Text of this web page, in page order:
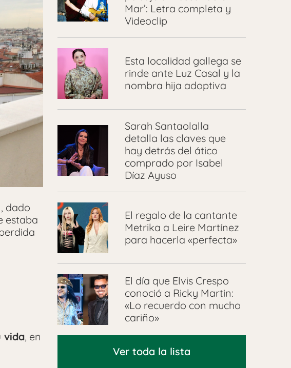
dado
estaba
vida, en
Mar’: Letra completa y
Videoclip
Esta localidad gallega se
rinde ante Luz Casal y la
nombra hija adoptiva
Sarah Santaolalla
detalla las claves que
hay detrás del ático
comprado por Isabel
Díaz Ayuso
El regalo de la cantante
Metrika a Leire Martínez
para hacerla «perfecta»
El día que Elvis Crespo
conoció a Ricky Martin:
«Lo recuerdo con mucho
cariño»
Ver toda la lista